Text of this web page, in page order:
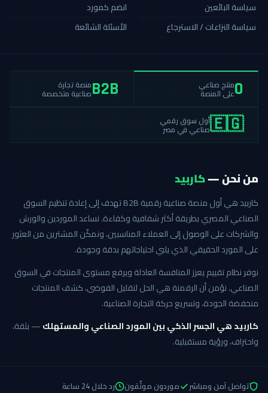
سياسة البائعين
سياسة النزاعات / الاسترجاع
انضم كمورد
الأسئلة الشائعة
0منتج صناعي
على المنصة B2Bمنصة تجارة
صناعية متخصصة
🇪🇬أول سوق رقمي
صناعي في مصر
من نحن —كاربيد
كاربيد هي أول منصة صناعية رقمية B2B تهدف إلى إعادة تنظيم السوق
الصناعي المصري بطريقة أكثر شفافية وكفاءة. نساعد الموردين والورش
والشركات على الوصول إلى العملاء المناسبين، ونمكّن المشترين من العثور
على المورد الحقيقي الذي يلبي احتياجاتهم بدقة وجودة.
نوفر نظام تقييم يعزز المنافسة العادلة ويرفع مستوى المنتجات في السوق
الصناعي. نؤمن أن الرقمنة هي الحل لتقليل الفوضى، كشف المنتجات
منخفضة الجودة، وتسريع حركة التجارة الصناعية.
كاربيد هي الجسر الذكي بين المورد الصناعي والمستهلك— بثقة،
واحتراف، ورؤية مستقبلية.
تواصل آمن ومباشر موردون موثّقون رد خلال 24 ساعة